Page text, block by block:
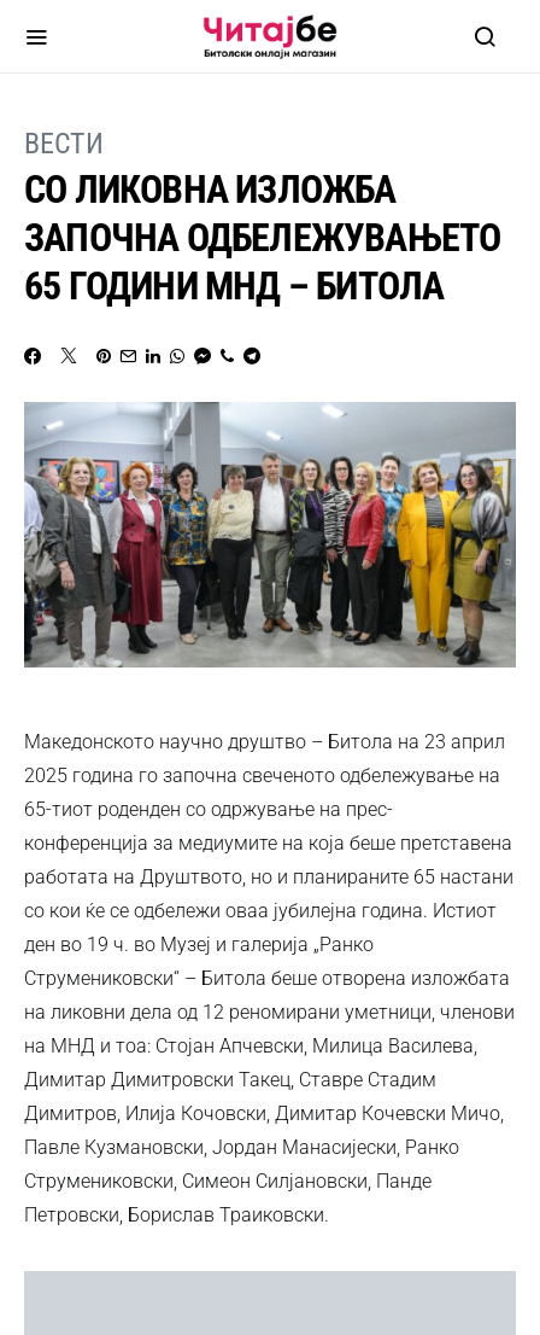
ВЕСТИ
СО ЛИКОВНА ИЗЛОЖБА
ЗАПОЧНА ОДБЕЛЕЖУВАЊЕТО
65 ГОДИНИ МНД – БИТОЛА
Македонското научно друштво – Битола на 23 април
2025 година го започна свеченото одбележување на
65-тиот роденден со одржување на прес-
конференција за медиумите на која беше претставена
работата на Друштвото, но и планираните 65 настани
со кои ќе се одбележи оваа јубилејна година. Истиот
ден во 19 ч. во Музеј и галерија „Ранко
Струмениковски“ – Битола беше отворена изложбата
на ликовни дела од 12 реномирани уметници, членови
на МНД и тоа: Стојан Апчевски, Милица Василева,
Димитар Димитровски Такец, Ставре Стадим
Димитров, Илија Кочовски, Димитар Кочевски Мичо,
Павле Кузмановски, Јордан Манасијески, Ранко
Струмениковски, Симеон Силјановски, Панде
Петровски, Борислав Траиковски.